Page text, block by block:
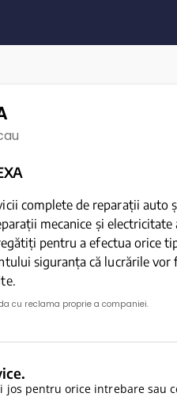
complete de reparații auto
mecanice și electricitate
pentru a efectua orice
siguranța că lucrările vor
cu reclama proprie a companiei.
jos pentru orice intrebare sau